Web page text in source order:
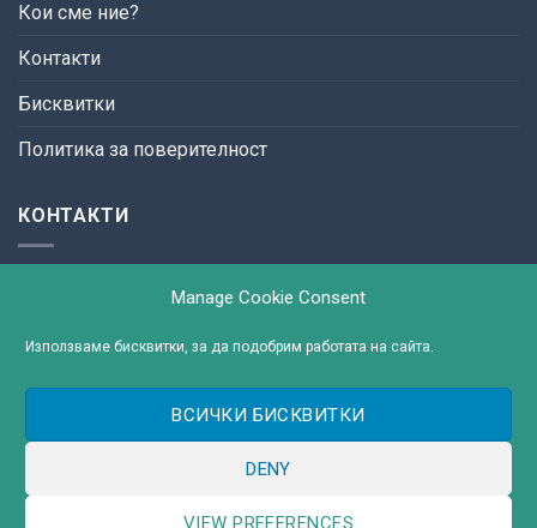
Manage Cookie Consent
Използваме бисквитки, за да подобрим работата на сайта.
ВСИЧКИ БИСКВИТКИ
DENY
VIEW PREFERENCES
Кои сме ние?
Контакти
Бисквитки
Политика за поверителност
КОНТАКТИ
тел: +(359) 58 655 626
Copyright 2026 ©Международен Колеж